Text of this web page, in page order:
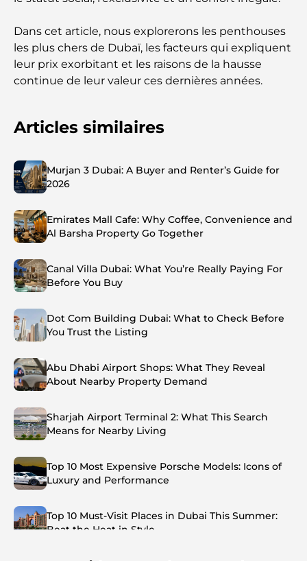
Dans cet article, nous explorerons les penthouses
les plus chers de Dubaï, les facteurs qui expliquent
leur prix exorbitant et les raisons de la hausse
continue de leur valeur ces dernières années.
Articles similaires
Murjan 3 Dubai: A Buyer and Renter’s Guide for
2026
Emirates Mall Cafe: Why Coffee, Convenience and
Al Barsha Property Go Together
Canal Villa Dubai: What You’re Really Paying For
Before You Buy
Dot Com Building Dubai: What to Check Before
You Trust the Listing
Abu Dhabi Airport Shops: What They Reveal
About Nearby Property Demand
Sharjah Airport Terminal 2: What This Search
Means for Nearby Living
Top 10 Most Expensive Porsche Models: Icons of
Luxury and Performance
Top 10 Must-Visit Places in Dubai This Summer:
Beat the Heat in Style